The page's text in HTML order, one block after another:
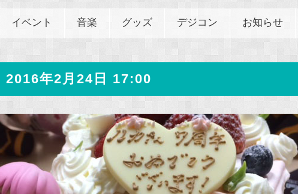
イベント 音楽 グッズ デジコン お知らせ
2016年2月24日 17:00